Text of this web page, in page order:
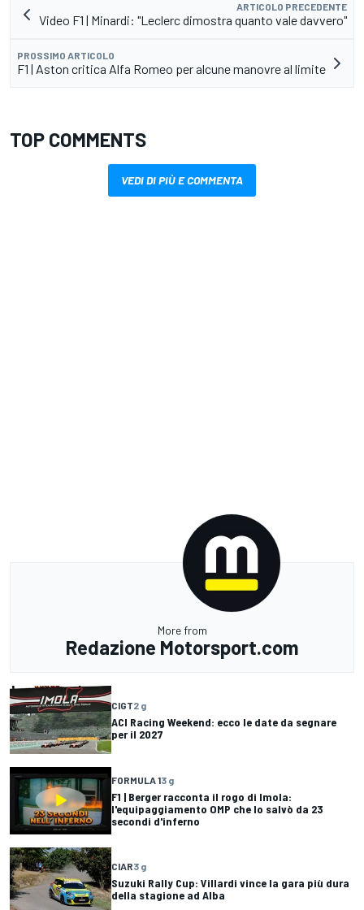
ARTICOLO PRECEDENTE
Video F1 | Minardi: "Leclerc dimostra quanto vale davvero"
PROSSIMO ARTICOLO
F1 | Aston critica Alfa Romeo per alcune manovre al limite
TOP COMMENTS
VEDI DI PIÙ E COMMENTA
More from
Redazione Motorsport.com
CIGT2 g
ACI Racing Weekend: ecco le date da segnare
per il 2027
FORMULA 13 g
F1 | Berger racconta il rogo di Imola:
l'equipaggiamento OMP che lo salvò da 23
secondi d'inferno
CIAR3 g
Suzuki Rally Cup: Villardi vince la gara più dura
della stagione ad Alba